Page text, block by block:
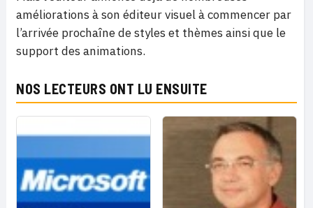
améliorations à son éditeur visuel à commencer par
l’arrivée prochaîne de styles et thèmes ainsi que le
support des animations.
NOS LECTEURS ONT LU ENSUITE